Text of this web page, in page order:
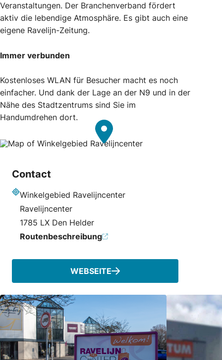
Veranstaltungen. Der Branchenverband fördert
aktiv die lebendige Atmosphäre. Es gibt auch eine
eigene Ravelijn-Zeitung.
Immer verbunden
Kostenloses WLAN für Besucher macht es noch
einfacher. Und dank der Lage an der N9 und in der
Nähe des Stadtzentrums sind Sie im
Handumdrehen dort.
Contact
Winkelgebied Ravelijncenter
Ravelijncenter
1785 LX Den Helder
Routenbeschreibung
WEBSEITE